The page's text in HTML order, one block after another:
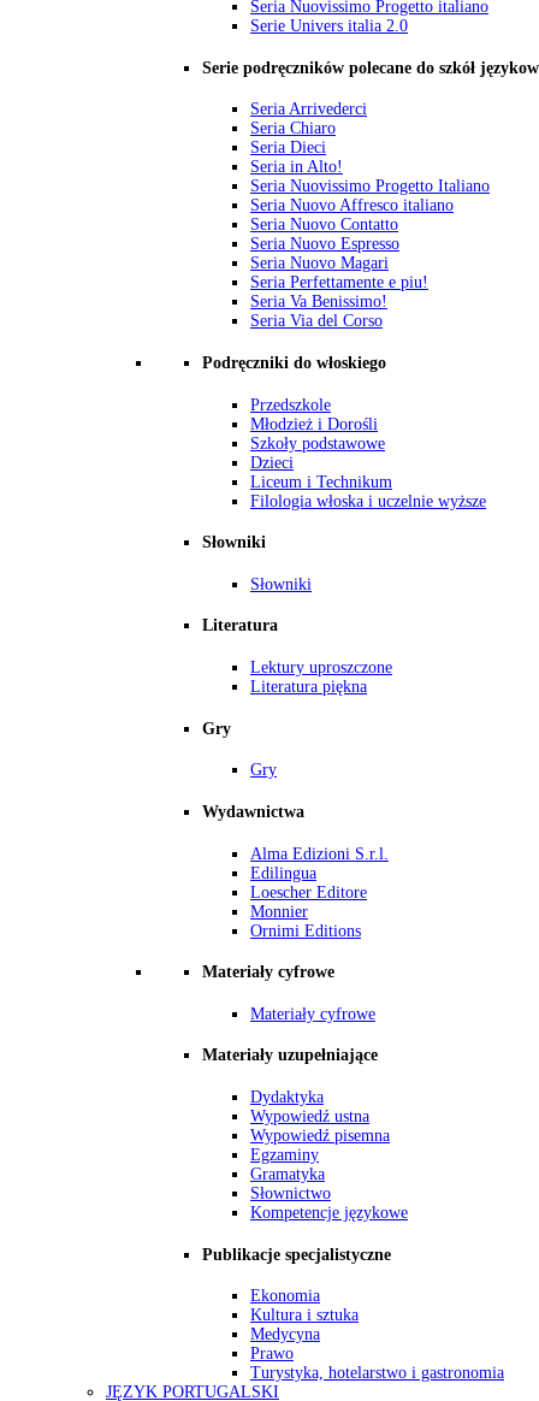
Seria Nuovissimo Progetto italiano
Serie Univers italia 2.0
Serie podręczników polecane do szkół
Seria Arrivederci
Seria Chiaro
Seria Dieci
Seria in Alto!
Seria Nuovissimo Progetto Italiano
Seria Nuovo Affresco italiano
Seria Nuovo Contatto
Seria Nuovo Espresso
Seria Nuovo Magari
Seria Perfettamente e piu!
Seria Va Benissimo!
Seria Via del Corso
Podręczniki do włoskiego
Przedszkole
Młodzież i Dorośli
Szkoły podstawowe
Dzieci
Liceum i Technikum
Filologia włoska i uczelnie wyższe
Słowniki
Słowniki
Literatura
Lektury uproszczone
Literatura piękna
Gry
Gry
Wydawnictwa
Alma Edizioni S.r.l.
Edilingua
Loescher Editore
Monnier
Ornimi Editions
Materiały cyfrowe
Materiały cyfrowe
Materiały uzupełniające
Dydaktyka
Wypowiedź ustna
Wypowiedź pisemna
Egzaminy
Gramatyka
Słownictwo
Kompetencje językowe
Publikacje specjalistyczne
Ekonomia
Kultura i sztuka
Medycyna
Prawo
Turystyka, hotelarstwo i gastronomia
JĘZYK PORTUGALSKI